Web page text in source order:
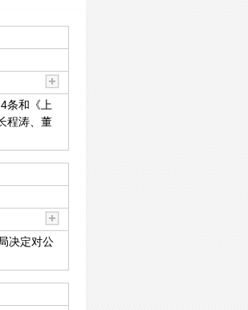
条和《上
程涛、董
决定对公